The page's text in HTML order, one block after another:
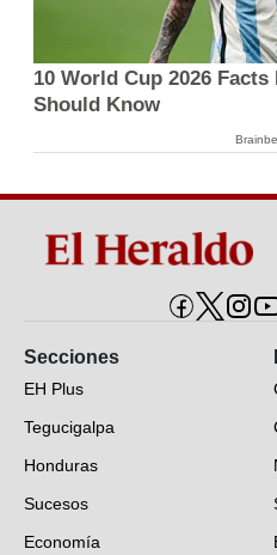
10 World Cup 2026
Should Know
Secciones
EH Plus
Tegucigalpa
Honduras
Sucesos
Economía